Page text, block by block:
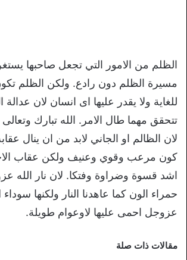
الظلم من الامور التي تجعل صاحبها
مسيرة الظلم دون رادع. ولكن الظلم
للغاية ولا يقدر عليها اى انسان لان
تتحقق مهما طال الامر. الله تبارك
لان الظالم او الجاني لابد من ان ينال
كون مرعب وقوي وعنيف ولكن عقاب
اشد قسوة وضراوة وفتكا. لان نار الله
حمراء الون كما عاهدنا النار ولكنها سوداء
عزوجل احمى عليها لاوعوام طويلة.
مقالات ذات صلة